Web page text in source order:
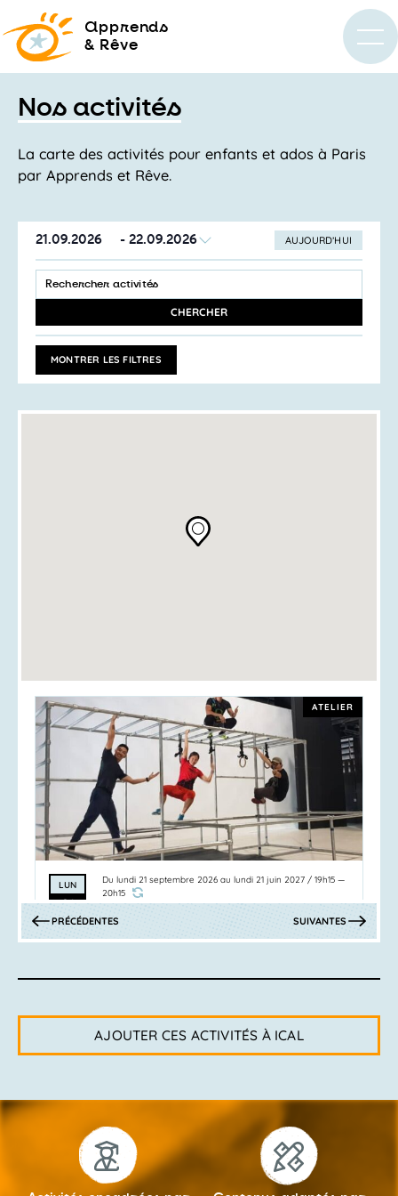
apprends
& Rêve
Nos activités
La carte des activités pour enfants et ados à Paris
par Apprends et Rêve.
AUJOURD’HUI
21.09.2026 - 22.09.2026
LA
DATE
Recherche
et
de
vues
Activités
SAISIR
MOT-
ACTIVITÉS
MOT-
CLÉ.
CHERCHER
MONTRER LES FILTRES
ATELIER
LUN
21
SEP
Du lundi 21 septembre 2026 au lundi 21 juin 2027 / 19h15 —
20h15
LYCÉE PUBLIQUE LA FONTAINE
ACTIVITÉS
PRÉCÉDENTES ACTIVITÉS
SUIVANTES
AJOUTER CES ACTIVITÉS À ICAL